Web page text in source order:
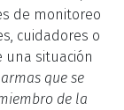
de monitoreo
cuidadores o
una situación
que se
de la